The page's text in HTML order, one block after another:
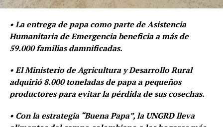
comprometa la liquidez necesaria para la
adquisición y dispensación oportuna de
medicamentos.
Activación prioritaria de mecanismos de
de cartera, evitando que la falta de pago entre
actores se traduzca en afectación directa al
usuario.
Fase de seguimiento y medidas de
• La entrega de papa como parte de Asistencia
Humanitaria de Emergencia beneficia a más de
59.000 familias damnificadas.
• El Ministerio de Agricultura y Desarrollo Rural
adquirió 8.000 toneladas de papa a pequeños
productores para evitar la pérdida de sus cosechas.
• Con la estrategia “Buena Papa”, la UNGRD lleva